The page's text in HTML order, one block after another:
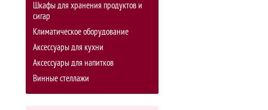
Шкафы для хранения продуктов и
сигар
Климатическое оборудование
Аксессуары для кухни
Аксессуары для напитков
Винные стеллажи